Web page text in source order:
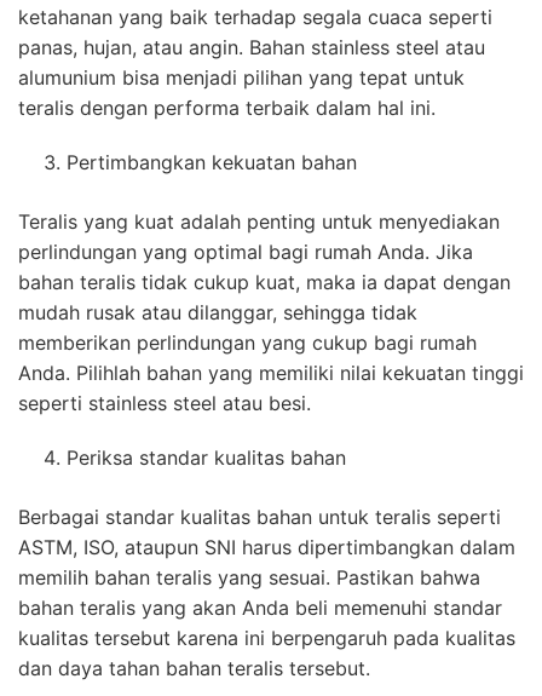
ketahanan yang baik terhadap segala cuaca seperti
panas, hujan, atau angin. Bahan stainless steel atau
alumunium bisa menjadi pilihan yang tepat untuk
teralis dengan performa terbaik dalam hal ini.
Pertimbangkan kekuatan bahan
Teralis yang kuat adalah penting untuk menyediakan
perlindungan yang optimal bagi rumah Anda. Jika
bahan teralis tidak cukup kuat, maka ia dapat dengan
mudah rusak atau dilanggar, sehingga tidak
memberikan perlindungan yang cukup bagi rumah
Anda. Pilihlah bahan yang memiliki nilai kekuatan tinggi
seperti stainless steel atau besi.
Periksa standar kualitas bahan
Berbagai standar kualitas bahan untuk teralis seperti
ASTM, ISO, ataupun SNI harus dipertimbangkan dalam
memilih bahan teralis yang sesuai. Pastikan bahwa
bahan teralis yang akan Anda beli memenuhi standar
kualitas tersebut karena ini berpengaruh pada kualitas
dan daya tahan bahan teralis tersebut.